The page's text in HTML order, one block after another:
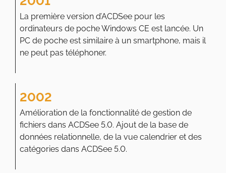
La première version d’ACDSee pour les
ordinateurs de poche Windows CE est lancée. Un
PC de poche est similaire à un smartphone, mais il
ne peut pas téléphoner.
2002
Amélioration de la fonctionnalité de gestion de
fichiers dans ACDSee 5.0. Ajout de la base de
données relationnelle, de la vue calendrier et des
catégories dans ACDSee 5.0.